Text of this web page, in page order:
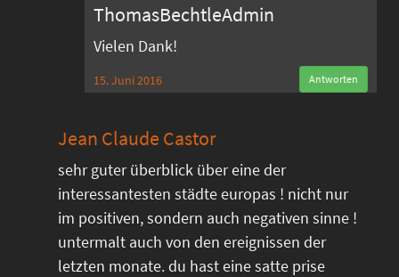
ThomasBechtleAdmin
Vielen Dank!
15. Juni 2016 Antworten
Jean Claude Castor
sehr guter überblick über eine der
interessantesten städte europas ! nicht nur
im positiven, sondern auch negativen sinne !
untermalt auch von den ereignissen der
letzten monate. du hast eine satte prise